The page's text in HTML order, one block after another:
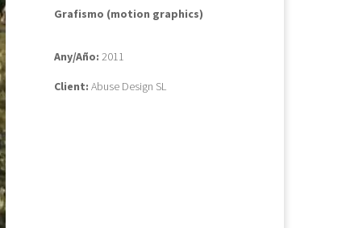
Grafismo (motion graphics)
Any/Año: 2011
Client: Abuse Design SL